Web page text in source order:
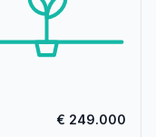
€ 249.000